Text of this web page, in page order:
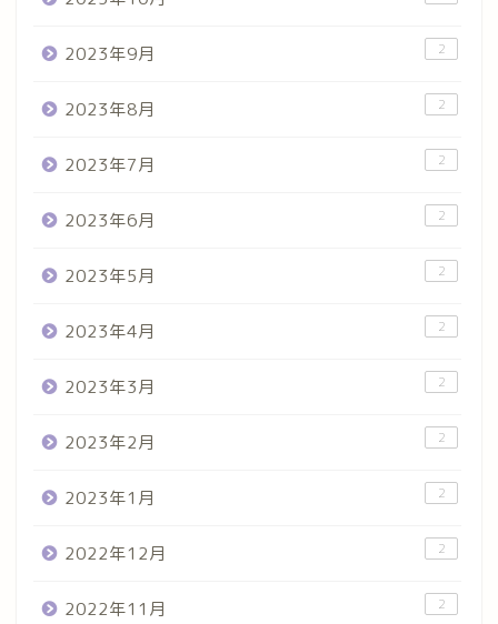
2023年9月 2
2023年8月 2
2023年7月 2
2023年6月 2
2023年5月 2
2023年4月 2
2023年3月 2
2023年2月 2
2023年1月 2
2022年12月 2
2022年11月 2